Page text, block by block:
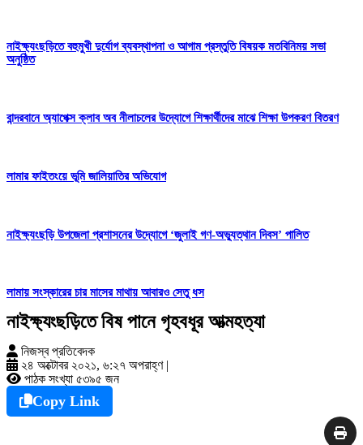
নাইক্ষ্যংছড়িতে বহুমুখী দুর্যোগ ব্যবস্থাপনা ও আগাম প্রস্তুতি বিষয়ক মতবিনিময় সভা
অনুষ্ঠিত
বান্দরবানে অ্যাপেক্স ক্লাব অব নীলাচলের উদ্যোগে শিক্ষার্থীদের মাঝে শিক্ষা উপকরণ বিতরণ
লামার ফাইতংয়ে ভূমি জালিয়াতির অভিযোগ
নাইক্ষ্যংছড়ি উপজেলা প্রশাসনের উদ্যোগে ‘জুলাই গণ-অভ্যুত্থান দিবস’ পালিত
লামায় সংস্কারের চার মাসের মাথায় আবারও সেতু ধস
নাইক্ষ্যংছড়িতে বিষ পানে গৃহবধূর আত্মহত্যা
নিজস্ব প্রতিবেদক
২৪ অক্টোবর ২০২১, ৬:২৭ অপরাহ্ণ |
পাঠক সংখ্যা ৫৩৯৫ জন
Copy Link